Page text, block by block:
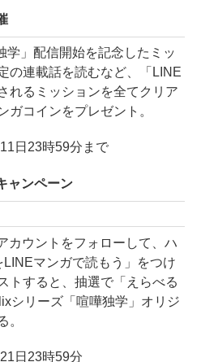
」配信開始を記念したミッ
の連載話を読むなど、「LINE
れるミッションを全てクリア
ガコインをプレゼント。
日23時59分まで
ャンペーン
ウントをフォローして、ハ
マンガで読もう」をつけ
トすると、抽選で「えらべる
シリーズ「喧嘩独学」オリジ
。
日23時59分